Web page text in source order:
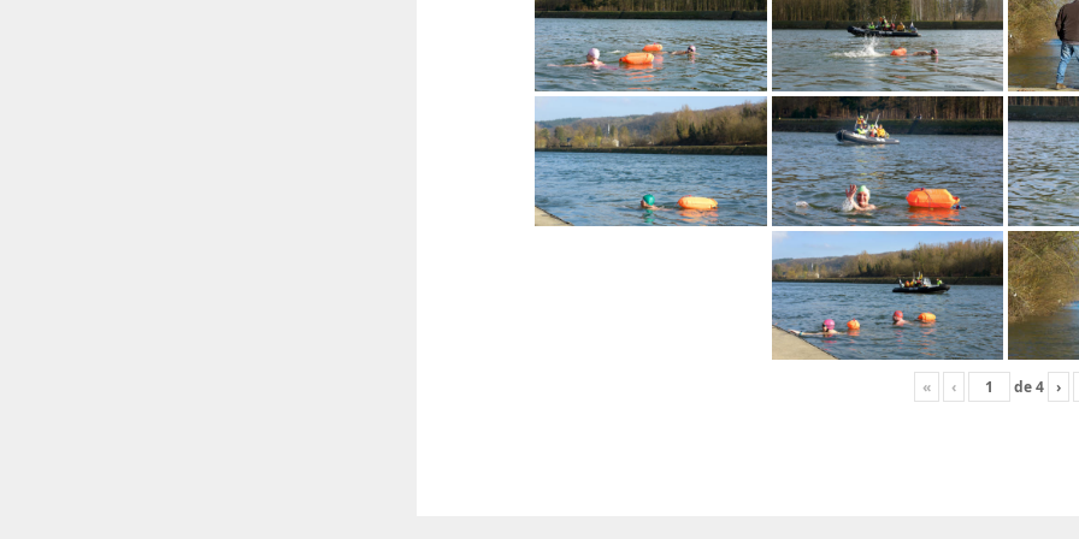
« ‹ de4 ›